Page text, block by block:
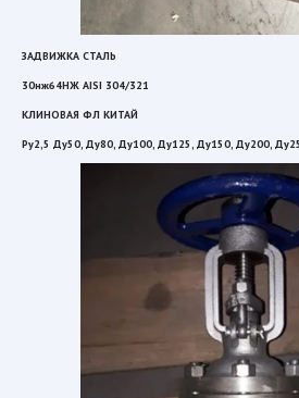
ЗАДВИЖКА СТАЛЬ
30нж64НЖ AISI 304/321
КЛИНОВАЯ ФЛ КИТАЙ
Ру2,5 Ду50, Ду80, Ду100, Ду125, Ду150, Ду200,